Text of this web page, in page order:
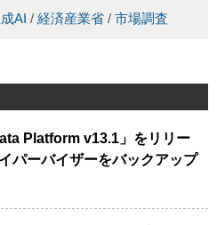
AI / 経済産業省 / 市場調査
Platform v13.1」をリリー
パーバイザーをバックアップ